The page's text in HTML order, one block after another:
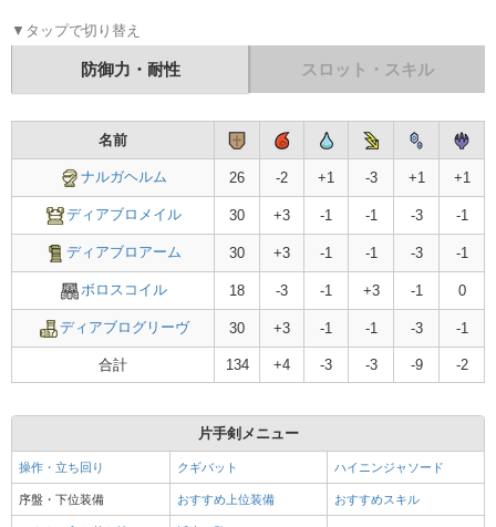
▼タップで切り替え
防御力・耐性
名前
ナルガヘルム 26 -2 +1 -3 +1 +1
ディアブロメイル 30 +3 -1 -1 -3 -1
ディアブロアーム 30 +3 -1 -1 -3 -1
ボロスコイル 18 -3 -1 +3 -1 0
ディアブログリーヴ 30 +3 -1 -1 -3 -1
合計 134 +4 -3 -3 -9 -2
スロット・スキル
名前 スロット
ナルガヘルム
ディアブロメイル
ディアブロアーム
ボロスコイル
ディアブログリーヴ
片手剣メニュー
操作・立ち回り クギバット ハイニンジャソード
序盤・下位装備 おすすめ上位装備 おすすめスキル